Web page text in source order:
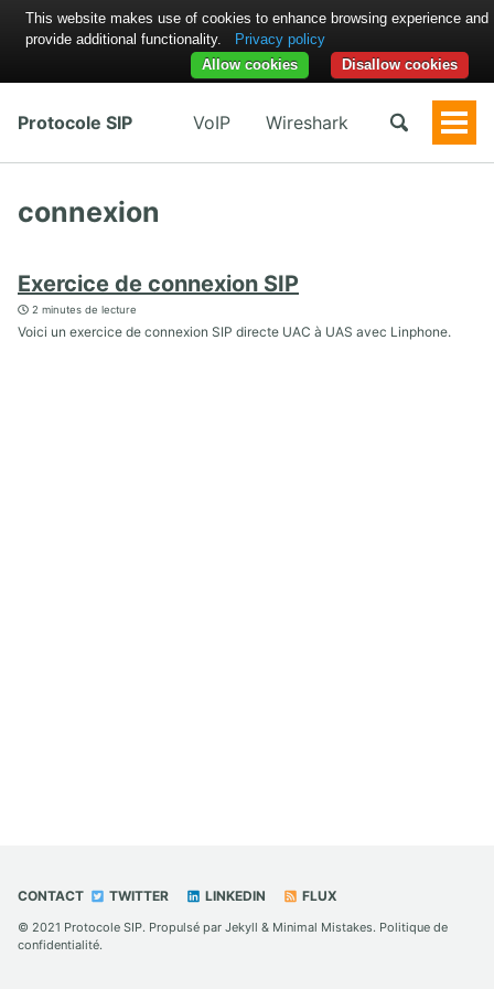
Protocole SIP VoIP Wireshark
connexion
Exercice de connexion SIP
2 minutes de lecture
Voici un exercice de connexion SIP directe UAC à UAS avec Linphone.
CONTACT TWITTER LINKEDIN FLUX
© 2021 Protocole SIP. Propulsé par Jekyll & Minimal Mistakes. Politique de
confidentialité.
This website makes use of cookies to enhance browsing experience and
provide additional functionality.
Privacy policy
Disallow cookies
Allow cookies